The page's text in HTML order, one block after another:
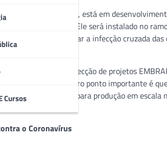
Cursos
e descartável, está em
pesquisa aplicada. Ele será instalado no
barreira para evitar a infecção cruzada
artificial.
de prospecção de projetos
hospitalar. Outro ponto importante é
primas disponíveis para produção em
o Coronavírus